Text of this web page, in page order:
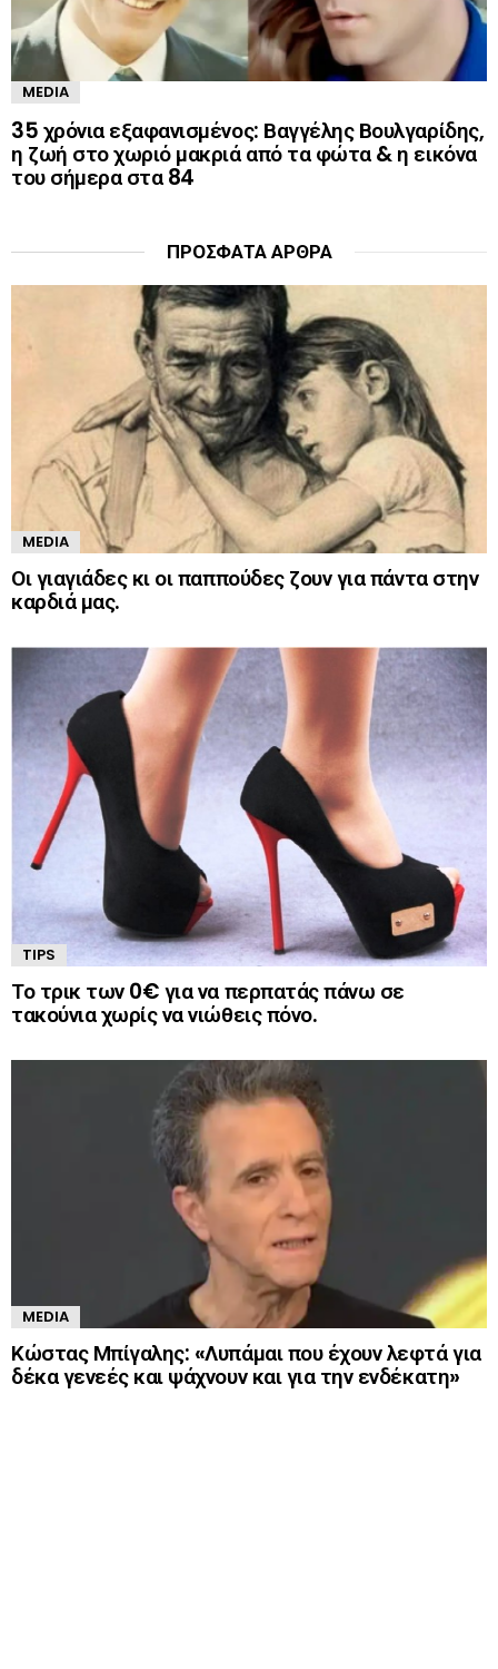
MEDIA
35 χρόνια εξαφανισμένος: Βαγγέλης Βουλγαρίδης,
η ζωή στο χωριό μακριά από τα φώτα & η εικόνα
του σήμερα στα 84
ΠΡΌΣΦΑΤΑ ΆΡΘΡΑ
MEDIA
Οι γιαγιάδες κι οι παππούδες ζουν για πάντα στην
καρδιά μας.
TIPS
Το τρικ των 0€ για να περπατάς πάνω σε
τακούνια χωρίς να νιώθεις πόνο.
MEDIA
Κώστας Μπίγαλης: «Λυπάμαι που έχουν λεφτά για
δέκα γενεές και ψάχνουν και για την ενδέκατη»